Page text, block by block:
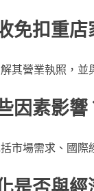
免扣重店
其營業執照，並
因素影響
市場需求、國際